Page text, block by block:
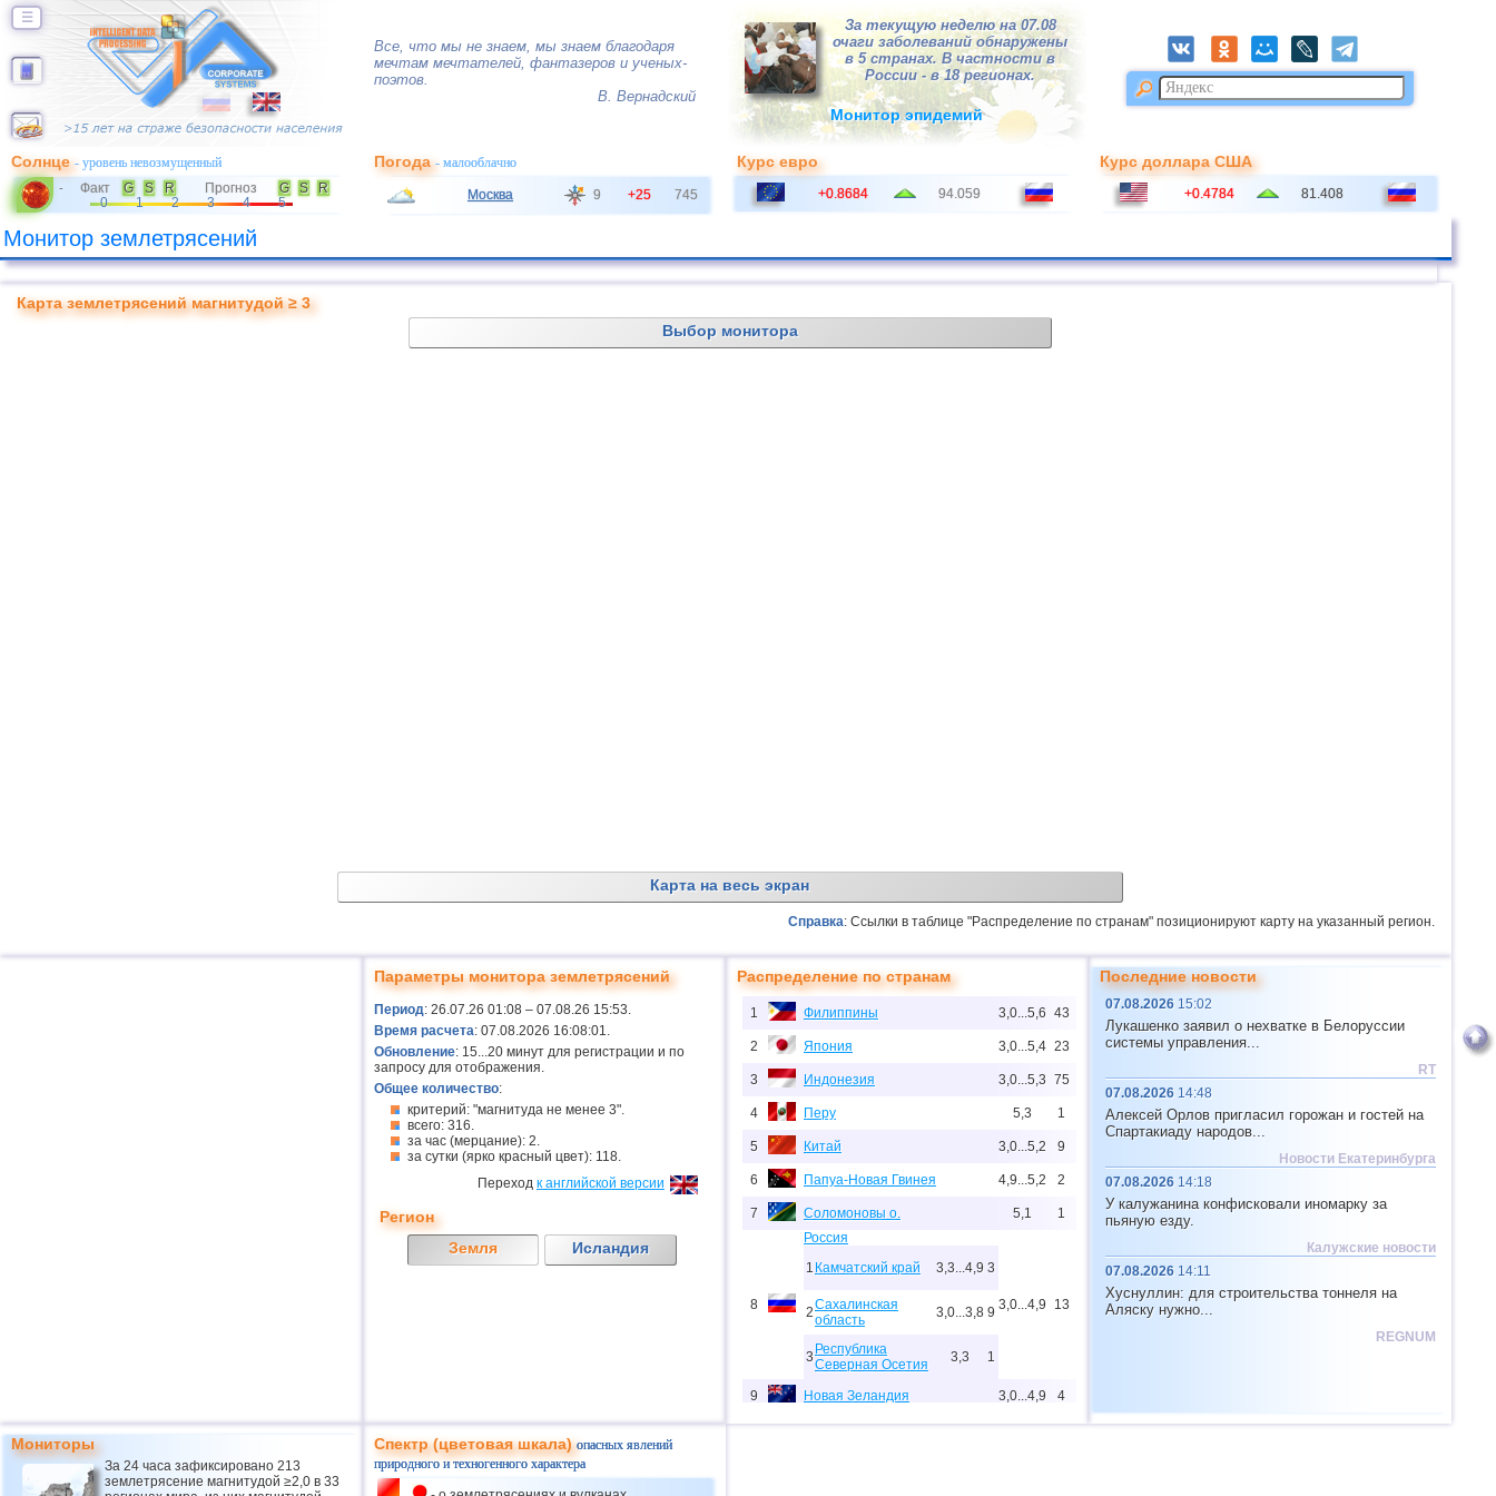
☰
Все, что мы не знаем, мы знаем благодаря
мечтам мечтателей, фантазеров и ученых-
поэтов.
В. Вернадский
За текущую неделю на 07.08
очаги заболеваний обнаружены
в 5 странах. В частности в
России - в 18 регионах.
Монитор эпидемий
Солнце- уровень невозмущенный
- Факт G S R Прогноз G S
R
0
1 2 3 4 5
Погода- малооблачно
Москва 9 +25 745
Курс евро
+0.8684 94.059
Курс доллара США
+0.4784 81.408
Монитор землетрясений
Карта землетрясений магнитудой ≥ 3
Выбор монитора
Карта на весь экран
Справка: Ссылки в таблице "Распределение по странам" позиционируют карту на указанный регион.
Параметры монитора землетрясений
Период: 26.07.26 01:08 – 07.08.26 15:53.
Время расчета: 07.08.2026 16:08:01.
Обновление: 15...20 минут для регистрации и по
запросу для отображения.
Общее количество:
критерий: "магнитуда не менее 3".
всего: 316.
за час (мерцание): 2.
за сутки (ярко красный цвет): 118.
Переход к английской версии
Регион
Земля
Исландия
Распределение по странам
1 Филиппины 3,0...5,6 43
2 Япония 3,0...5,4 23
3 Индонезия 3,0...5,3 75
4 Перу 5,3 1
5 Китай 3,0...5,2 9
6 Папуа-Новая Гвинея 4,9...5,2 2
7 Соломоновы о. 5,1 1
8
Россия
1 Камчатский край 3,3...4,9 3
2Сахалинская
область
3,0...3,8 9
3 Республика
Северная Осетия
3,3 1
3,0...4,9 13
9 Новая Зеландия 3,0...4,9 4
10 США 3,1...4,9 14
Последние новости
07.08.2026 15:02
Лукашенко заявил о нехватке в Белоруссии
системы управления...
RT
07.08.2026 14:48
Алексей Орлов пригласил горожан и гостей на
Спартакиаду народов...
Новости Екатеринбурга
07.08.2026 14:18
У калужанина конфисковали иномарку за
пьяную езду.
Калужские новости
07.08.2026 14:11
Хуснуллин: для строительства тоннеля на
Аляску нужно...
REGNUM
Мониторы
За 24 часа зафиксировано 213
землетрясение магнитудой ≥2,0 в 33
Спектр (цветовая шкала)опасных явлений
природного и техногенного характера